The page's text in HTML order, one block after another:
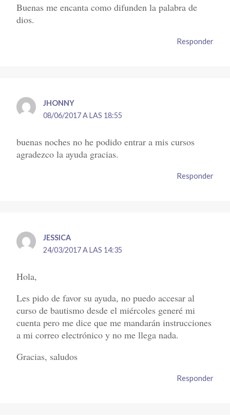
Buenas me encanta como difunden la palabra de
dios.
Responder
JHONNY
08/06/2017 A LAS 18:55
buenas noches no he podido entrar a mis cursos
agradezco la ayuda gracias.
Responder
JESSICA
24/03/2017 A LAS 14:35
Hola,
Les pido de favor su ayuda, no puedo accesar al
curso de bautismo desde el miércoles generé mi
cuenta pero me dice que me mandarán instrucciones
a mi correo electrónico y no me llega nada.
Gracias, saludos
Responder